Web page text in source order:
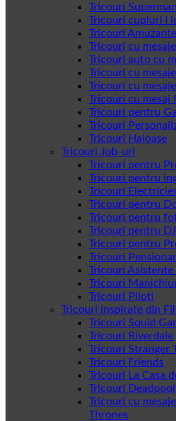
Tricouri Superman
Tricouri cupluri I
Tricouri Amuzante
Tricouri cu
Tricouri auto cu
Tricouri cu
Tricouri cu
Tricouri cu mesaj
Tricouri pentru
Tricouri
Tricouri Haioase
Tricouri Job-uri
Tricouri pentru
Tricouri pentru
Tricouri
Tricouri pentru
Tricouri pentru
Tricouri pentru DJ
Tricouri pentru
Tricouri
Tricouri
Tricouri
Tricouri Piloti
Tricouri inspirate din
Tricouri Squid
Tricouri Riverdale
Tricouri Stranger
Tricouri Friends
Tricouri La Casa
Tricouri Deadpool
Tricouri cu
Thrones